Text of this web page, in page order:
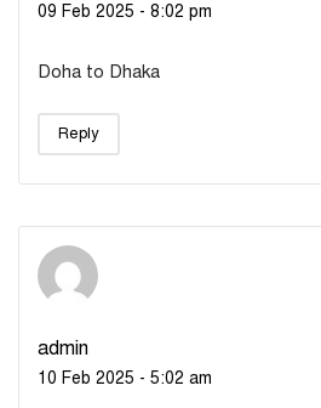
09 Feb 2025 - 8:02 pm
Doha to Dhaka
Reply
admin
10 Feb 2025 - 5:02 am